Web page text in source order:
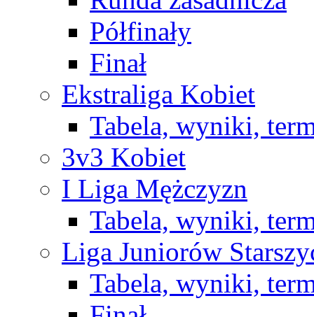
Półfinały
Finał
Ekstraliga Kobiet
Tabela, wyniki,
3v3 Kobiet
I Liga Mężczyzn
Tabela, wyniki,
Liga Juniorów
Tabela, wyniki,